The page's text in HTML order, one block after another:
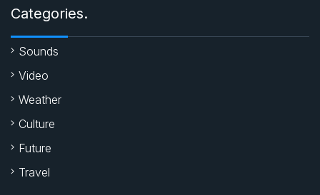
o
k
Categories.
Sounds
Video
Weather
Culture
Future
Travel